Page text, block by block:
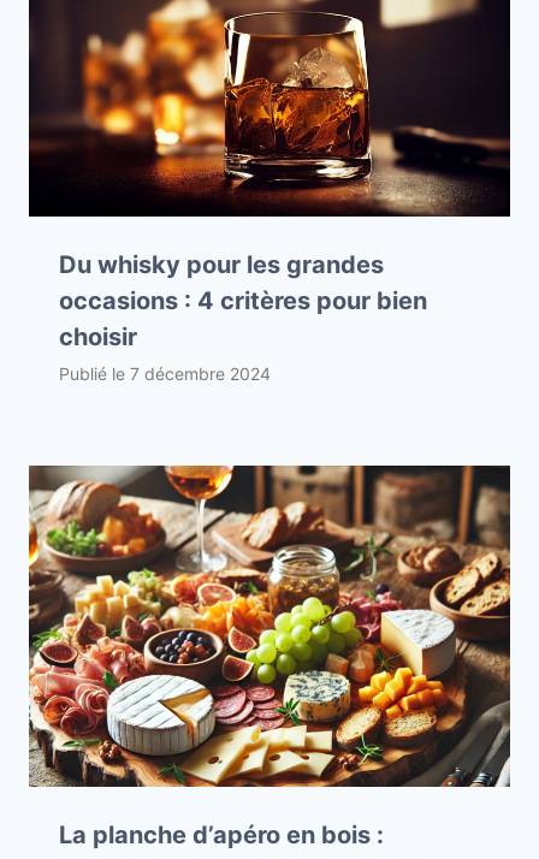
Du whisky pour les grandes
occasions : 4 critères pour bien
choisir
Publié le 7 décembre 2024
La planche d’apéro en bois :